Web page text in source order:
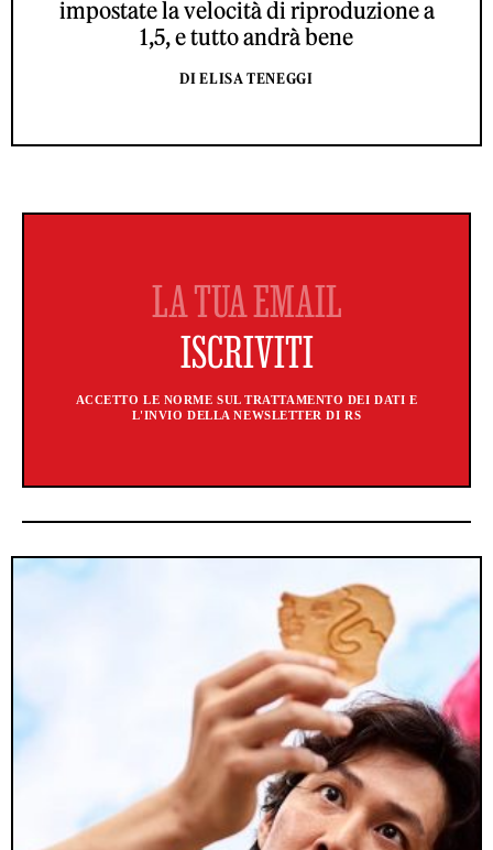
impostate la velocità di riproduzione a
1,5, e tutto andrà bene
DI ELISA TENEGGI
ACCETTO LE NORME SUL TRATTAMENTO DEI DATI E
L'INVIO DELLA NEWSLETTER DI RS